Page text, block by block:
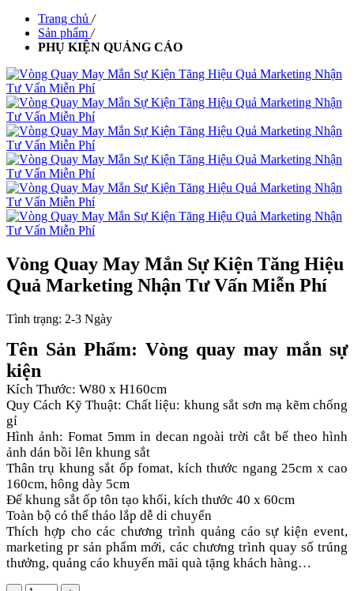
Trang chủ /
Sản phẩm /
PHỤ KIỆN QUẢNG CÁO
Vòng Quay May Mắn Sự Kiện Tăng Hiệu
Quả Marketing Nhận Tư Vấn Miễn Phí
Tình trạng: 2-3 Ngày
Tên Sản Phẩm: Vòng quay may mắn sự
kiện
Kích Thước: W80 x H160cm
Quy Cách Kỹ Thuật: Chất liệu: khung sắt sơn mạ kẽm chống
gỉ
Hình ảnh: Fomat 5mm in decan ngoài trời cắt bế theo hình
ảnh dán bồi lên khung sắt
Thân trụ khung sắt ốp fomat, kích thước ngang 25cm x cao
160cm, hông dày 5cm
Đế khung sắt ốp tôn tạo khối, kích thước 40 x 60cm
Toàn bộ có thể tháo lắp dễ di chuyển
Thích hợp cho các chương trình quảng cáo sự kiện event,
marketing pr sản phẩm mới, các chương trình quay số trúng
thưởng, quảng cáo khuyến mãi quà tặng khách hàng…